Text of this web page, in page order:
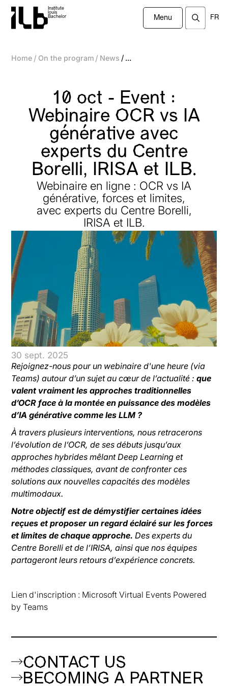
Institute
louis
Bachelor
Menu FR
Home / On the program / News / ...
10 oct - Event :
Webinaire OCR vs IA
générative avec
experts du Centre
Borelli, IRISA et ILB.
Webinaire en ligne : OCR vs IA
générative, forces et limites,
avec experts du Centre Borelli,
IRISA et ILB.
30 sept. 2025
Rejoignez-nous pour un webinaire d'une heure (via
Teams) autour d’un sujet au cœur de l’actualité :que
valent vraiment les approches traditionnelles
d’OCR face à la montée en puissance des modèles
d’IA générative comme les LLM ?
À travers plusieurs interventions, nous retracerons
l’évolution de l’OCR, de ses débuts jusqu’aux
approches hybrides mêlant Deep Learning et
méthodes classiques, avant de confronter ces
solutions aux nouvelles capacités des modèles
multimodaux.
Notre objectif est de démystifier certaines idées
reçues et proposer un regard éclairé sur les forces
et limites de chaque approche.Des experts du
Centre Borelli et de l’IRISA, ainsi que nos équipes
partageront leurs retours d’expérience concrets.
Lien d'inscription : Microsoft Virtual Events Powered
by Teams
CONTACT US
BECOMING A PARTNER